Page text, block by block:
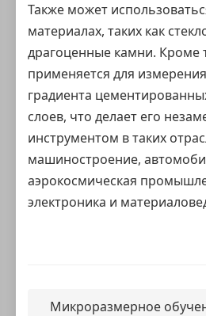
Также может
материалах, таких как
драгоценные камни. Кроме
применяется для
градиента
слоев, что делает его
инструментом в таких
машиностроение,
аэрокосмическая
электроника и
Микроразмерное